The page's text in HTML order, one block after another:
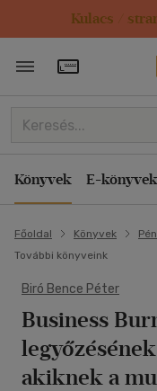
Kulacs /
Törzsvásárlói
Könyvek E-könyvek
Főoldal Könyvek
További könyveink
Biró Bence Péter
Business
akiknek a